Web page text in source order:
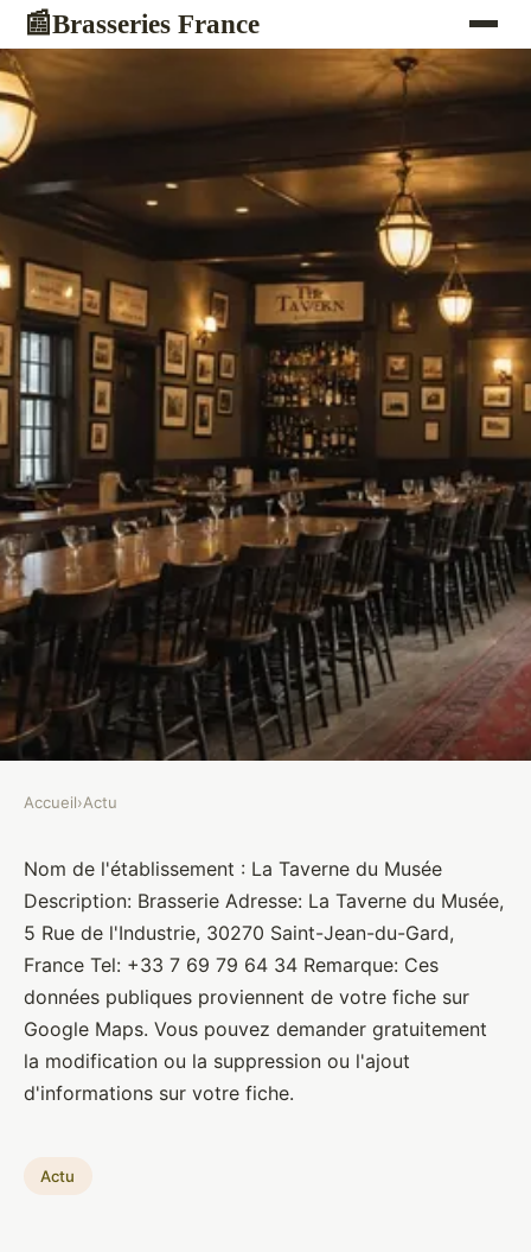
📰Brasseries France
La Taverne du Musée
Brasseurs •27 janvier 2022•1 min de lecture
Accueil›Actu
Nom de l'établissement : La Taverne du Musée
Description: Brasserie Adresse: La Taverne du Musée,
5 Rue de l'Industrie, 30270 Saint-Jean-du-Gard,
France Tel: +33 7 69 79 64 34 Remarque: Ces
données publiques proviennent de votre fiche sur
Google Maps. Vous pouvez demander gratuitement
la modification ou la suppression ou l'ajout
d'informations sur votre fiche.
Actu